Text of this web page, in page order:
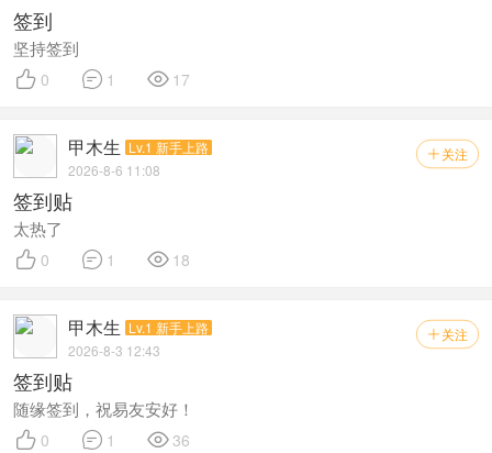
签到
坚持签到
 0  1  17
 关注
甲木生 Lv.1 新手上路
2026-8-6 11:08
签到贴
太热了
 0  1  18
 关注
甲木生 Lv.1 新手上路
2026-8-3 12:43
签到贴
随缘签到，祝易友安好！
 0  1 36